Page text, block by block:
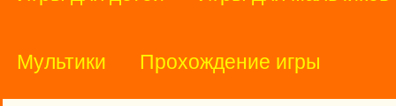
Мультики Прохождение игры